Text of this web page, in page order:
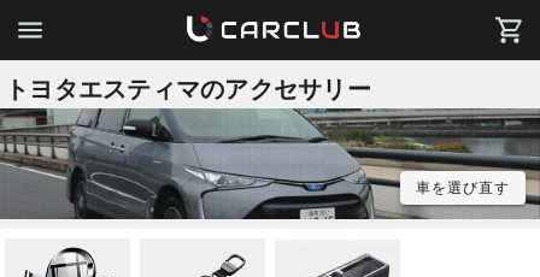
トヨタエスティマのアクセサリー
車を選び直す